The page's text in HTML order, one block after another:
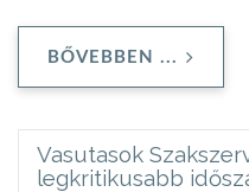
BŐVEBBEN ...
Vasutasok
legkritikusabb